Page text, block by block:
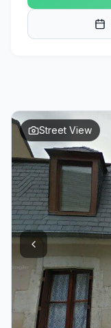
Street View